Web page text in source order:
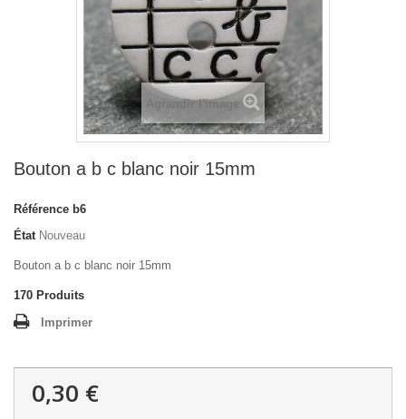
Agrandir l'image
Bouton a b c blanc noir 15mm
Référence b6
État Nouveau
Bouton a b c blanc noir 15mm
170 Produits
Imprimer
0,30 €